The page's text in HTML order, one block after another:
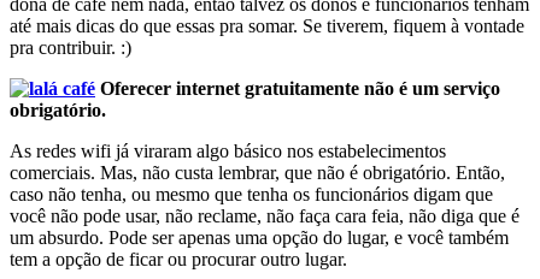
dona de café nem nada, então talvez os donos e funcionários tenham
até mais dicas do que essas pra somar. Se tiverem, fiquem à vontade
pra contribuir. :)
Oferecer internet gratuitamente não é um serviço
obrigatório.
As redes wifi já viraram algo básico nos estabelecimentos
comerciais. Mas, não custa lembrar, que não é obrigatório. Então,
caso não tenha, ou mesmo que tenha os funcionários digam que
você não pode usar, não reclame, não faça cara feia, não diga que é
um absurdo. Pode ser apenas uma opção do lugar, e você também
tem a opção de ficar ou procurar outro lugar.